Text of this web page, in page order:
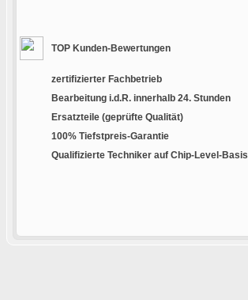
TOP Kunden-Bewertungen
zertifizierter Fachbetrieb
Bearbeitung i.d.R. innerhalb 24. Stunden
Ersatzteile (geprüfte Qualität)
100% Tiefstpreis-Garantie
Qualifizierte Techniker auf Chip-Level-Basis